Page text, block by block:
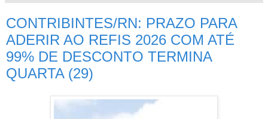
CONTRIBINTES/RN: PRAZO PARA
ADERIR AO REFIS 2026 COM ATÉ
99% DE DESCONTO TERMINA
QUARTA (29)